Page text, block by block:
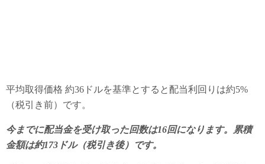
平均取得価格 約36ドルを基準とすると配当利回りは約5%
（税引き前）です。
今までに配当金を受け取った回数は16回になります。累積
金額は約173ドル（税引き後）です。